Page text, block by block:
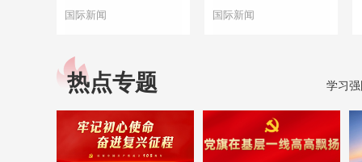
国际新闻 国际新闻
热点专题 学习